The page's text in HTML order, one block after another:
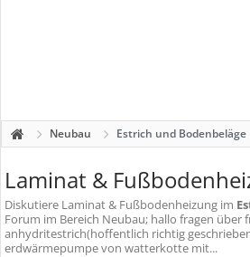
Neubau Estrich und Bodenbeläge
Laminat &
Diskutiere Laminat & Fußbodenheizung im
Forum im Bereich Neubau; hallo fragen über
anhydritestrich(hoffentlich richtig
erdwärmepumpe von watterkotte mit...